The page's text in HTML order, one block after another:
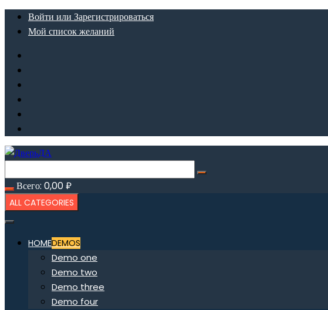
ПерейтиВойти или Зарегистрироваться
Мой список желаний
Всего: 0,00₽
ALL CATEGORIES
HOMEDEMOS
Demo one
Demo two
Demo three
Demo four